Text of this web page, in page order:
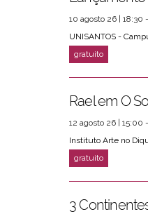
10 agosto 26 | 18:30
UNISANTOS -
Rael em O
12 agosto 26 | 15:00
Instituto Arte no
3